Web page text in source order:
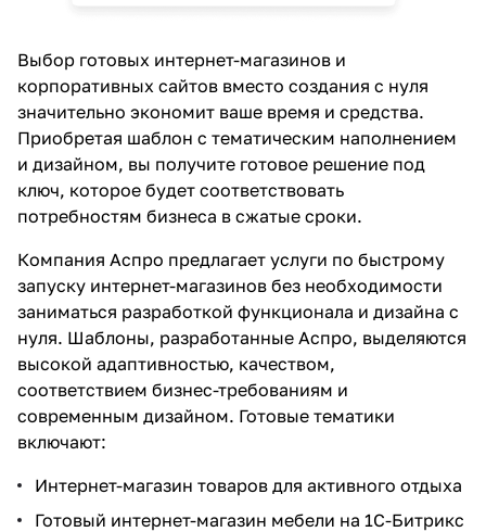
Выбор готовых интернет-магазинов и
корпоративных сайтов вместо создания с нуля
значительно экономит ваше время и средства.
Приобретая шаблон с тематическим наполнением
и дизайном, вы получите готовое решение под
ключ, которое будет соответствовать
потребностям бизнеса в сжатые сроки.
Компания Аспро предлагает услуги по быстрому
запуску интернет-магазинов без необходимости
заниматься разработкой функционала и дизайна с
нуля. Шаблоны, разработанные Аспро, выделяются
высокой адаптивностью, качеством,
соответствием бизнес-требованиям и
современным дизайном. Готовые тематики
включают:
Интернет-магазин товаров для активного отдыха
Готовый интернет-магазин мебели на 1С-Битрикс